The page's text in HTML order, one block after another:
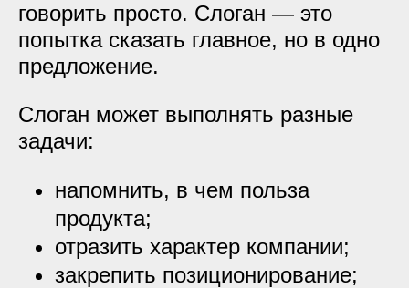
говорить просто. Слоган — это
попытка сказать главное, но в одно
предложение.
Слоган может выполнять разные
задачи:
напомнить, в чем польза
продукта;
отразить характер компании;
закрепить позиционирование;